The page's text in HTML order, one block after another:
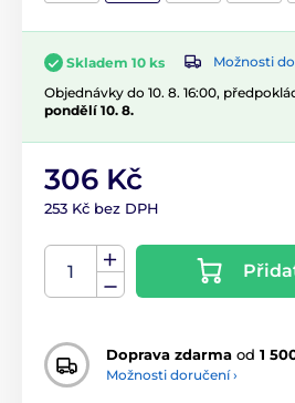
Skladem 10 ks
Možnosti
Objednávky do 10. 8. 16:00,
pondělí 10. 8.
306 Kč
253 Kč bez DPH
Doprava zdarma od 1
Možnosti doručení ›